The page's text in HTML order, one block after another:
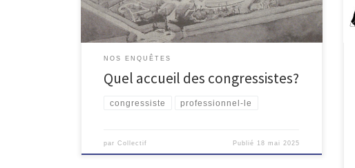
organisée en France suivi d’une seconde en […]
NOS ENQUÊTES
Quel accueil des congressistes?
congressiste professionnel-le
parCollectif Publié 18 mai 2025